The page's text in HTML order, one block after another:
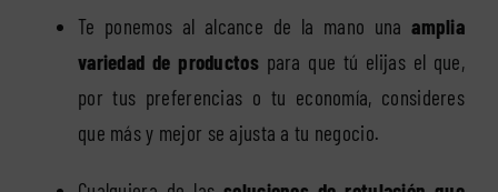
Te ponemos al alcance de la mano unaamplia
variedad de productospara que tú elijas el que,
por tus preferencias o tu economía, consideres
que más y mejor se ajusta a tu negocio.